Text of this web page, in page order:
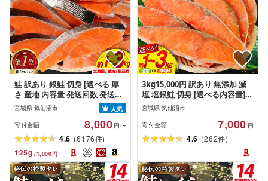
鮭 訳あり 銀鮭 切身 [選べる 厚
さ 産地 内容量 発送回数 発送月]
[宮城東洋 宮城県 気仙沼市
20566318] 宮城県産 海鮮 訳アリ
規格外 不揃い さけ サケ 鮭切身
シャケ 切り身 冷凍 家庭用 おか
ず 弁当 支援 サーモン 銀鮭切り
身 魚 2kg 3kg 定期便
宮城県 気仙沼市
人気
寄付金額
8,000 円〜
4.6 (6176件)
125g /1,000円
3kg15,000円 訳あり 無添加 減
塩 塩銀鮭 切身 [選べる内容量]
[足利本店 宮城県 気仙沼市
20566192] 魚 魚介類 サーモン
鮭 海鮮 魚介 甘塩味 塩分控えめ
さけ サケ 鮭切身 シャケ 切り身
銀鮭切り身 簡易包装 規格外 不
宮城県 気仙沼市
寄付金額 7,000 円
4.6 (262件)